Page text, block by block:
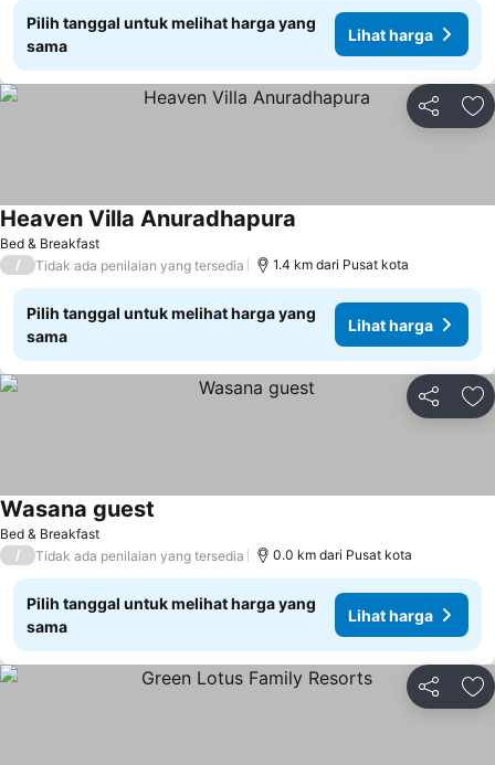
Pilih tanggal untuk melihat harga yang
sama
Lihat harga
Bagikan
Bed & Breakfast
Heaven Villa Anuradhapura
/ Tidak ada penilaian yang tersedia 1.4 km dari Pusat kota
Pilih tanggal untuk melihat harga yang
sama
Lihat harga
Bagikan
Bed & Breakfast
Wasana guest
/ Tidak ada penilaian yang tersedia 0.0 km dari Pusat kota
Pilih tanggal untuk melihat harga yang
sama
Lihat harga
Bagikan